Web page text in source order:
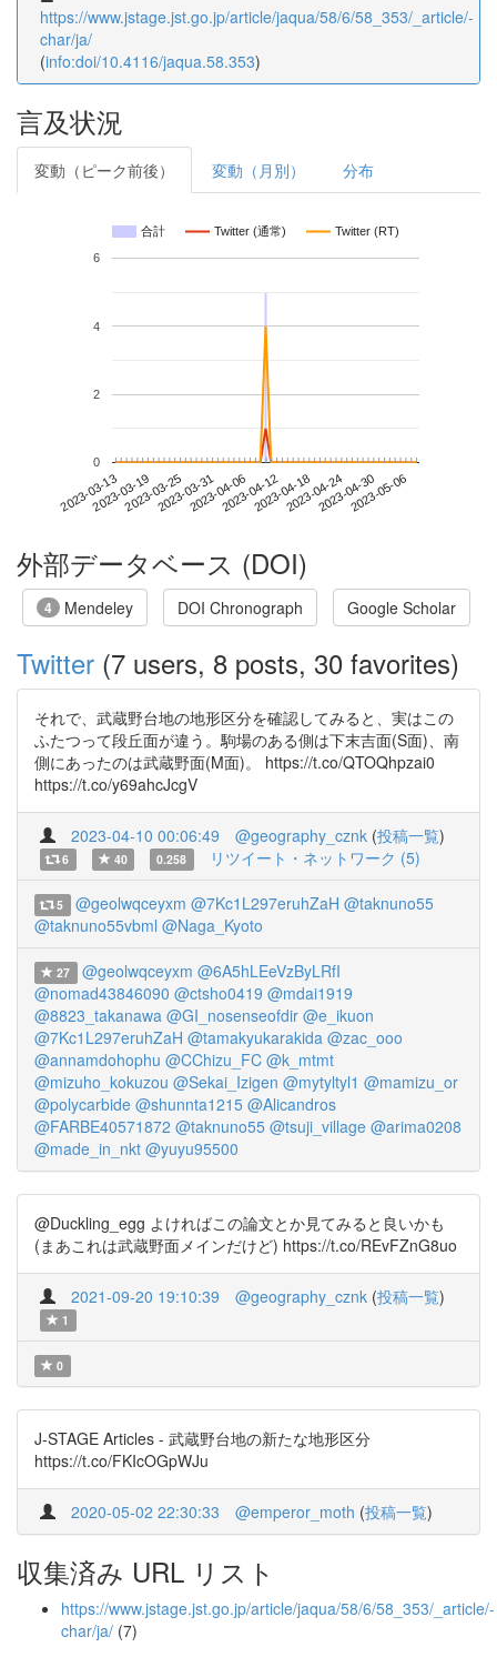
https://www.jstage.jst.go.jp/article/jaqua/58/6/58_353/_article/-
char/ja/
(info:doi/10.4116/jaqua.58.353)
言及状況
変動（ピーク前後） 変動（月別） 分布
合計 Twitter (通常) Twitter (RT)
2023-03-132023-03-192023-03-252023-03-312023-04-062023-04-122023-04-182023-04-242023-04-302023-05-06
0
2
4
6
外部データベース (DOI)
4 Mendeley DOI Chronograph Google Scholar
Twitter (7 users, 8 posts, 30 favorites)
それで、武蔵野台地の地形区分を確認してみると、実はこの
ふたつって段丘面が違う。駒場のある側は下末吉面(S面)、南
側にあったのは武蔵野面(M面)。 https://t.co/QTOQhpzai0
https://t.co/y69ahcJcgV
2023-04-10 00:06:49 @geography_cznk (投稿一覧)
6 40 0.258 リツイート・ネットワーク (5)
5 @geolwqceyxm @7Kc1L297eruhZaH @taknuno55
@taknuno55vbml @Naga_Kyoto
27 @geolwqceyxm @6A5hLEeVzByLRfI
@nomad43846090 @ctsho0419 @mdai1919
@8823_takanawa @GI_nosenseofdir @e_ikuon
@7Kc1L297eruhZaH @tamakyukarakida @zac_ooo
@annamdohophu @CChizu_FC @k_mtmt
@mizuho_kokuzou @Sekai_Izigen @mytyltyl1 @mamizu_or
@polycarbide @shunnta1215 @Alicandros
@FARBE40571872 @taknuno55 @tsuji_village @arima0208
@made_in_nkt @yuyu95500
@Duckling_egg よければこの論文とか見てみると良いかも
(まあこれは武蔵野面メインだけど) https://t.co/REvFZnG8uo
2021-09-20 19:10:39 @geography_cznk (投稿一覧)
1
0
J-STAGE Articles - 武蔵野台地の新たな地形区分
https://t.co/FKIcOGpWJu
2020-05-02 22:30:33 @emperor_moth (投稿一覧)
収集済み URL リスト
https://www.jstage.jst.go.jp/article/jaqua/58/6/58_353/_article/-
char/ja/ (7)